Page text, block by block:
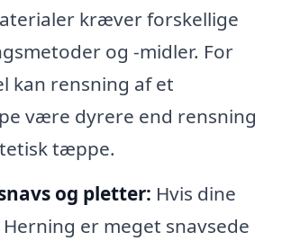
kræver forskellige
og -midler. For
kan rensning af et
være dyrere end rensning
tæppe.
og pletter: Hvis dine
er meget snavsede